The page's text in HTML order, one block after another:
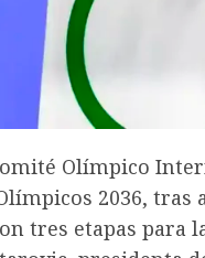
Olímpico
2036, tras
tres etapas para